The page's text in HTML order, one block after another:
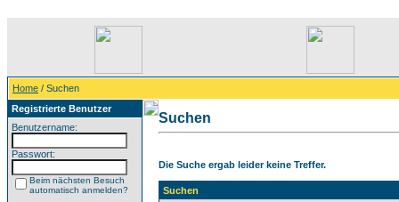
Home / Suchen
Registrierte Benutzer
Benutzername:
Passwort:
Beim nächsten Besuch
automatisch anmelden?
Suchen
Die Suche ergab leider keine Treffer.
Suchen